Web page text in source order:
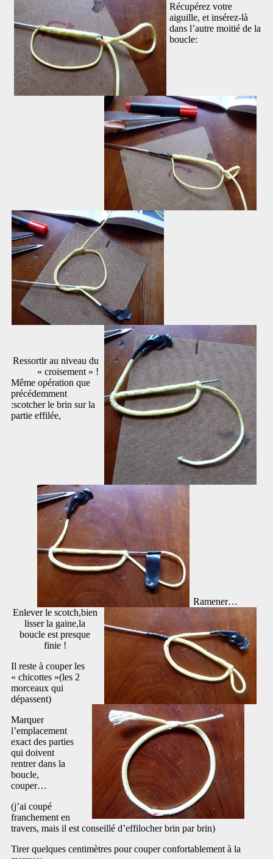
Récupérez votre
aiguille, et insérez-là
dans l’autre moitié de la
boucle:
Ressortir au niveau du
« croisement » !
Même opération que
précédemment
:scotcher le brin sur la
partie effilée,
Ramener…
Enlever le scotch,bien
lisser la gaine,la
boucle est presque
finie !
Il reste à couper les
« chicottes »(les 2
morceaux qui
dépassent)
Marquer
l’emplacement
exact des parties
qui doivent
rentrer dans la
boucle,
couper…
(j’ai coupé
franchement en
travers, mais il est conseillé d’effilocher brin par brin)
Tirer quelques centimètres pour couper confortablement à la